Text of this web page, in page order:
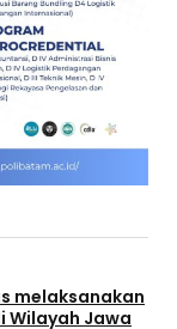
melaksanakan
Wilayah Jawa